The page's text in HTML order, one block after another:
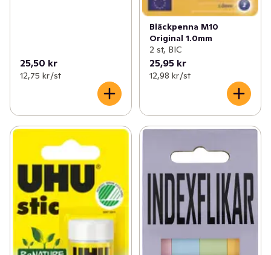
25,50 kr
12,75 kr /st
Bläckpenna M10
Original 1.0mm
2 st, BIC
25,95 kr
12,98 kr /st